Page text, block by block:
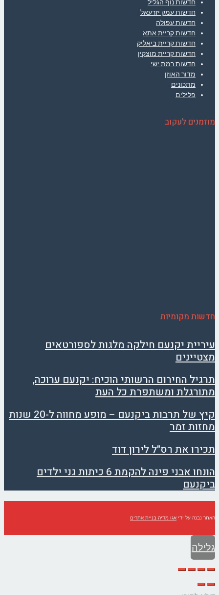
חדשות נוף הגליל
חדשות עמק יזרעאל
חדשות עפולה
חדשות קריית אתא
חדשות קריית ביאליק
חדשות קריית מוצקין
חדשות רמת ישי
מדור האוזן
מתכונים
פלילים
מוזמנים לעקוב
חדשות מקומיות
עיריית יקנעם חילקה מלגות לספורטאים
מצטיינים
תרגיל החירום הרשותי הוכיח: יקנעם ערוכה,
מתורגלת ומשתפרת כל העת
קיץ של תרבות ביקנעם – מופע מחווה ל-20 שנות
מחזות זמר
תכירו את רס"ל לירון דוד
הונחו אבני פינה להקמת 6 כיתות גני ילדים
ביקנעם
האתר נבנה על ידי אגו מדיה בניית אתרים
גלילה
לראש